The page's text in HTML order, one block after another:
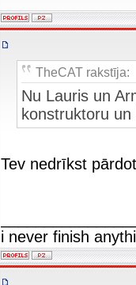
TheCAT rakstīja:
Nu Lauris un
konstruktoru
Tev nedrīkst
i never finish anythi